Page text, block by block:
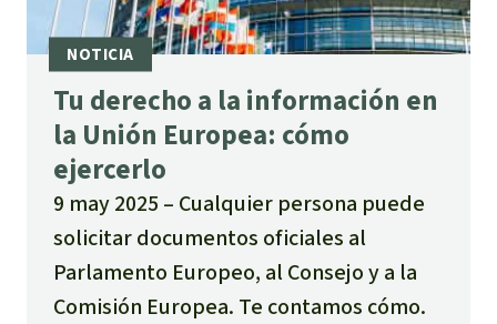
Tu derecho a la información en
la Unión Europea: cómo
ejercerlo
9 may 2025
Cualquier persona puede
solicitar documentos oficiales al
Parlamento Europeo, al Consejo y a la
Comisión Europea. Te contamos cómo.